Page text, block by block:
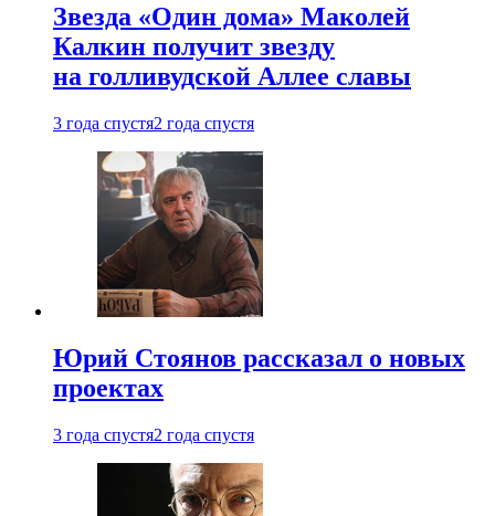
Звезда «Один дома» Маколей
Калкин получит звезду
на голливудской Аллее славы
3 года спустя2 года спустя
Юрий Стоянов рассказал о новых
проектах
3 года спустя2 года спустя